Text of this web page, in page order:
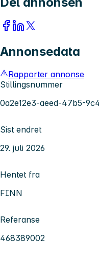
Annonsedata
Rapporter annonse
Stillingsnummer
0a2e12e3-aeed-47b5-
Sist endret
29. juli 2026
Hentet fra
FINN
Referanse
468389002